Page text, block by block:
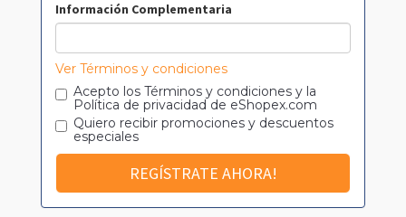
Información Complementaria
Ver Términos y condiciones
Acepto los Términos y condiciones y la
Política de privacidad de eShopex.com
Quiero recibir promociones y descuentos
especiales